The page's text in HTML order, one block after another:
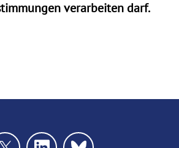
verarbeiten darf.